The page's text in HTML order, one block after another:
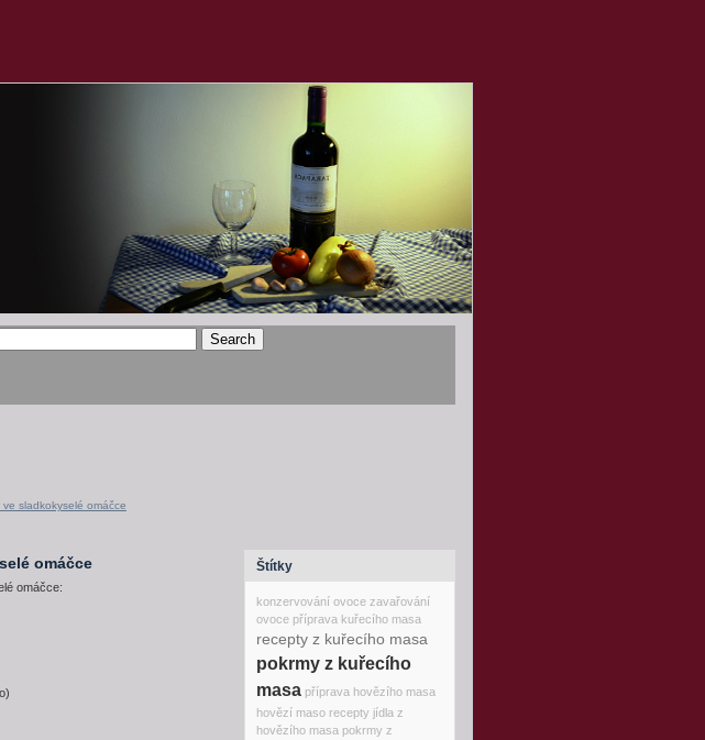
sladkokyselé omáčce
omáčce
omáčce:
Štítky
konzervování ovoce zavařování
ovoce příprava kuřecího masa
recepty z kuřecího masa
pokrmy z kuřecího
masa příprava hovězího masa
hovězí maso recepty jídla z
hovězího masa pokrmy z